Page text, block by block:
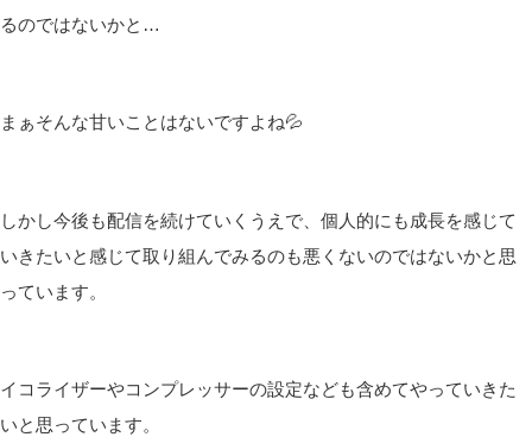
るのではないかと…
まぁそんな甘いことはないですよね💦
しかし今後も配信を続けていくうえで、個人的にも成長を感じて
いきたいと感じて取り組んでみるのも悪くないのではないかと思
っています。
イコライザーやコンプレッサーの設定なども含めてやっていきた
いと思っています。